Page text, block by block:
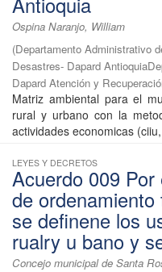
Ospina Naranjo, William
(Departamento Administrativo
Desastres- Dapard
Dapard Atención y
Matriz ambiental para el
rural y urbano con la
actividades economicas
LEYES Y DECRETOS
Acuerdo 009
de
se definene los
rualry u bano y
Concejo municipal de Santa